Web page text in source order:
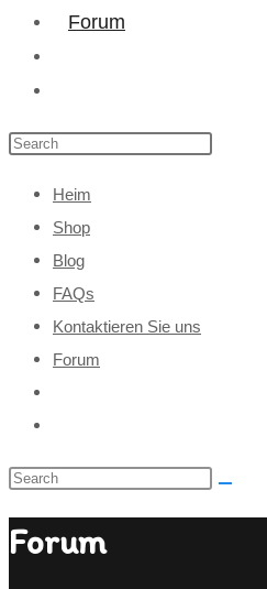
Forum
Heim
Shop
Blog
FAQs
Kontaktieren Sie uns
Forum
Forum